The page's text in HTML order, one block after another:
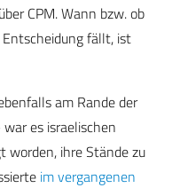
CPM. Wann bzw. ob
fällt, ist
am Rande der
es israelischen
worden, ihre Stände zu
im vergangenen